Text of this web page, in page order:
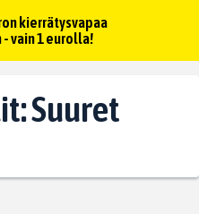
kierrätysvapaa
vain 1 eurolla!
Suuret